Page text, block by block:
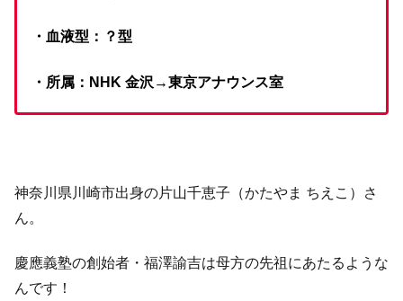
・血液型：？型
・所属：NHK 金沢→東京アナウンス室
神奈川県川崎市出身の片山千恵子（かたやま ちえこ）さ
ん。
慶應義塾の創始者・福澤諭吉は母方の先祖にあたるような
んです！